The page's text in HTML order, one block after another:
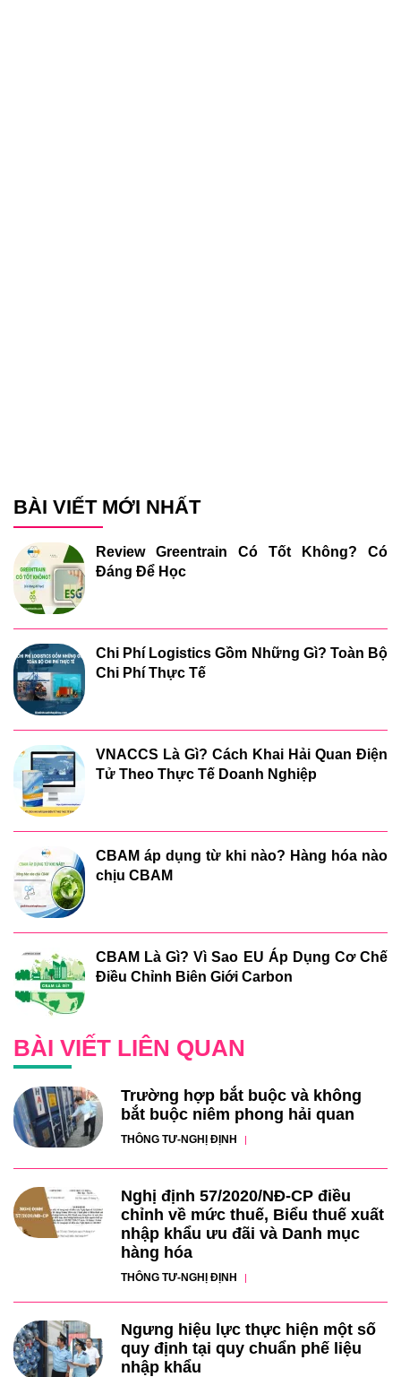
BÀI VIẾT MỚI NHẤT
Review Greentrain Có Tốt Không? Có
Đáng Để Học
Chi Phí Logistics Gồm Những Gì? Toàn Bộ
Chi Phí Thực Tế
VNACCS Là Gì? Cách Khai Hải Quan Điện
Tử Theo Thực Tế Doanh Nghiệp
CBAM áp dụng từ khi nào? Hàng hóa nào
chịu CBAM
CBAM Là Gì? Vì Sao EU Áp Dụng Cơ Chế
Điều Chỉnh Biên Giới Carbon
BÀI VIẾT LIÊN QUAN
Trường hợp bắt buộc và không
bắt buộc niêm phong hải quan
THÔNG TƯ-NGHỊ ĐỊNH
Nghị định 57/2020/NĐ-CP điều
chỉnh về mức thuế, Biểu thuế xuất
nhập khẩu ưu đãi và Danh mục
hàng hóa
THÔNG TƯ-NGHỊ ĐỊNH
Ngưng hiệu lực thực hiện một số
quy định tại quy chuẩn phế liệu
nhập khẩu